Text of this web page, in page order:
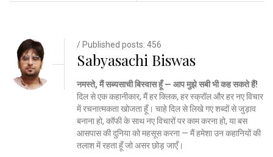
/ Published posts: 456
Sabyasachi Biswas
नमस्ते, मैं सब्यसाची बिस्वास हूँ — आप मुझे सबी भी कह सकते हैं!
दिल से एक कहानीकार, मैं हर क्लिक, हर स्क्रॉल और हर नए विचार
में रचनात्मकता खोजता हूँ। चाहे दिल से लिखे गए शब्दों से जुड़ाव
बनाना हो, कॉफी के साथ नए विचारों पर काम करना हो, या बस
आसपास की दुनिया को महसूस करना — मैं हमेशा उन कहानियों की
तलाश में रहता हूँ जो असर छोड़ जाएँ।